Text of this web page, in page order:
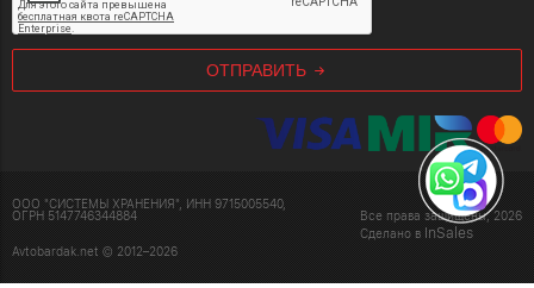
ОТПРАВИТЬ
ООО "СИСТЕМЫ ХРАНЕНИЯ", ИНН 9715005540,
ОГРН 5147746344884
Avtobardak.net © 2012–2026
Все права защищены, 2026
Сделано в InSales